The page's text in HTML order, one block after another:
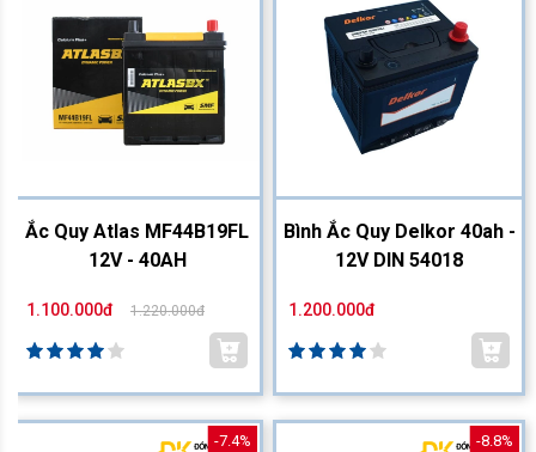
Ắc Quy Atlas MF44B19FL
12V - 40AH
1.100.000đ 1.220.000đ
Bình Ắc Quy Delkor 40ah -
12V DIN 54018
1.200.000đ
-7.4% -8.8%